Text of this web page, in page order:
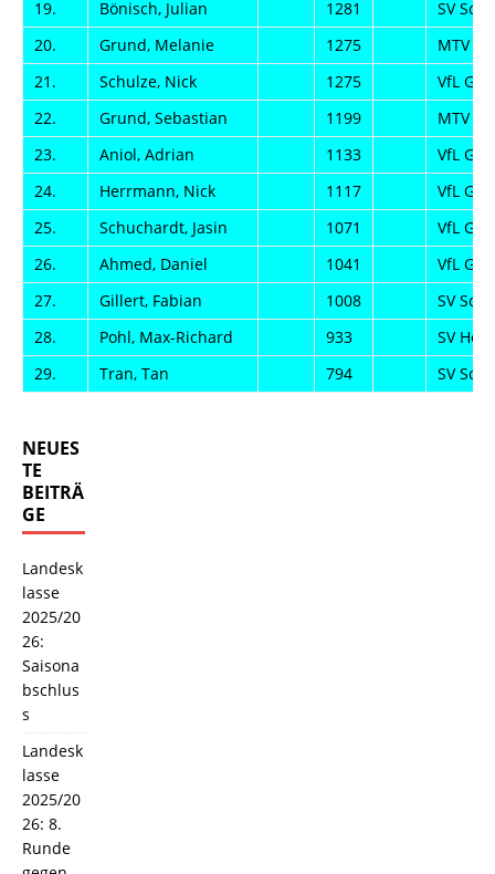
19.
Bönisch, Julian 1281
SV
20.
Grund, Melanie 1275
MTV
21.
Schulze, Nick 1275
VfL
22.
Grund, Sebastian 1199
MTV
23.
Aniol, Adrian 1133
VfL
24.
Herrmann, Nick 1117
VfL
25.
Schuchardt, Jasin 1071
VfL
26.
Ahmed, Daniel 1041
VfL
27.
Gillert, Fabian 1008
SV
28.
Pohl, Max-Richard 933
SV
29.
Tran, Tan 794 SV
NEUES
TE
BEITRÄ
GE
Landesk
lasse
2025/20
26:
Saisona
bschlus
s
Landesk
lasse
2025/20
26: 8.
Runde